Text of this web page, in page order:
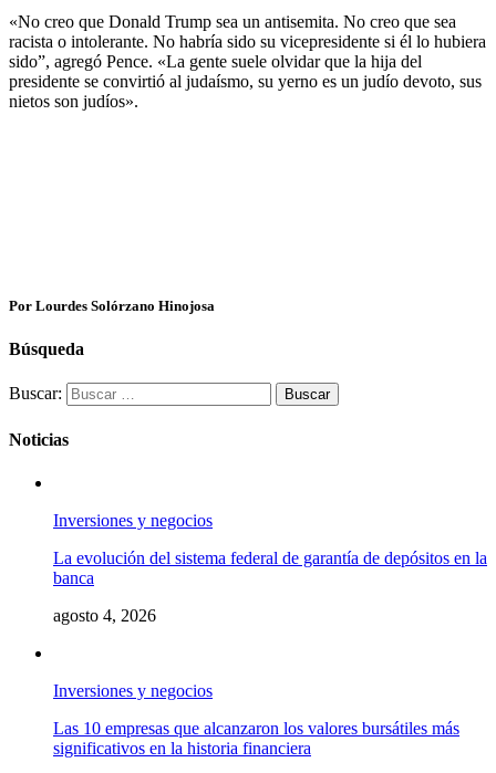
«No creo que Donald Trump sea un antisemita. No creo que sea
racista o intolerante. No habría sido su vicepresidente si él lo hubiera
sido”, agregó Pence. «La gente suele olvidar que la hija del
presidente se convirtió al judaísmo, su yerno es un judío devoto, sus
nietos son judíos».
Por Lourdes Solórzano Hinojosa
Búsqueda
Buscar:
Noticias
Inversiones y negocios
La evolución del sistema federal de garantía de depósitos en la
banca
agosto 4, 2026
Inversiones y negocios
Las 10 empresas que alcanzaron los valores bursátiles más
significativos en la historia financiera